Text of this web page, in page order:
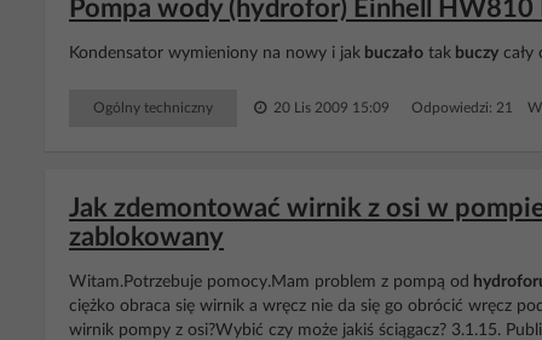
Pompa wody (hydrofor) Einhell
Kondensator wymieniony na nowy i jak buczało tak buczy cały
Ogólny techniczny 20 Lis 2009 15:09 Odpowiedzi: 21
Jak zdemontować wirnik z osi w
zablokowany
Witam.Potrzebuje pomocy.Mam problem z pompą od
ciężko obraca się wirnik a wręcz nie da się go obrócić wręcz
wirnik pompy z osi?Wybić czy może jakiś ściągacz? 3.1.15.